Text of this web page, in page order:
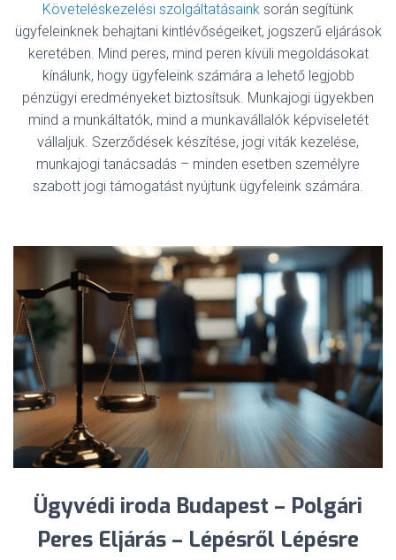
Követeléskezelési szolgáltatásaink során segítünk
ügyfeleinknek behajtani kintlévőségeiket, jogszerű eljárások
keretében. Mind peres, mind peren kívüli megoldásokat
kínálunk, hogy ügyfeleink számára a lehető legjobb
pénzügyi eredményeket biztosítsuk. Munkajogi ügyekben
mind a munkáltatók, mind a munkavállalók képviseletét
vállaljuk. Szerződések készítése, jogi viták kezelése,
munkajogi tanácsadás – minden esetben személyre
szabott jogi támogatást nyújtunk ügyfeleink számára.
Ügyvédi iroda Budapest – Polgári
Peres Eljárás – Lépésről Lépésre